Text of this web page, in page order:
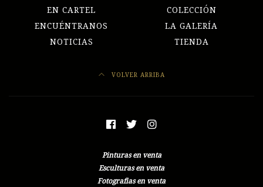
EN CARTEL
COLECCIÓN
ENCUÉNTRANOS
LA GALERÍA
NOTICIAS
TIENDA
VOLVER ARRIBA
Pinturas en venta
Esculturas en venta
Fotografias en venta